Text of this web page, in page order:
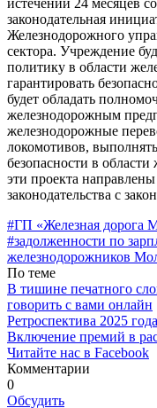
истечении 24 меся­цев
законодательная
Железнодорожного
сектора. Учреждение
политику в области
гарантировать
будет обладать
железнодорожным
железнодорожные
локо­мотивов,
безопасности в
эти проекта
законодательства с
#ГП «Железная дорога
#задолженности по
железнодорожников
По теме
В тишине печатного
говорить с вами онлайн
Ретроспектива 2025
Включение премий в
Читайте нас в Facebook
Комментарии
0
Обсудить